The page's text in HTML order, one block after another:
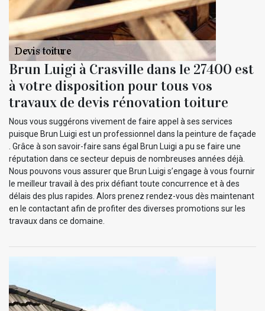
Brun Luigi à Crasville dans le 27400 est
à votre disposition pour tous vos
travaux de devis rénovation toiture
Nous vous suggérons vivement de faire appel à ses services
puisque Brun Luigi est un professionnel dans la peinture de façade
. Grâce à son savoir-faire sans égal Brun Luigi a pu se faire une
réputation dans ce secteur depuis de nombreuses années déjà.
Nous pouvons vous assurer que Brun Luigi s’engage à vous fournir
le meilleur travail à des prix défiant toute concurrence et à des
délais des plus rapides. Alors prenez rendez-vous dès maintenant
en le contactant afin de profiter des diverses promotions sur les
travaux dans ce domaine.